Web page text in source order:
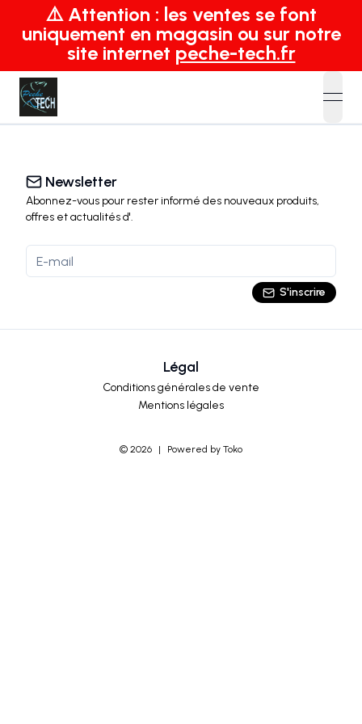
⚠️ Attention : les ventes se font
uniquement en magasin ou sur notre
site internet peche-tech.fr
Newsletter
Abonnez-vous pour rester informé des nouveaux produits,
offres et actualitésd'.
S'inscrire
Légal
Conditions générales de vente
Mentions légales
© 2026 | Powered by Toko